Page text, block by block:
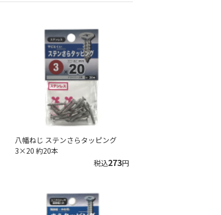
八幡ねじ ステンさらタッピング
3×20 約20本
税込273円